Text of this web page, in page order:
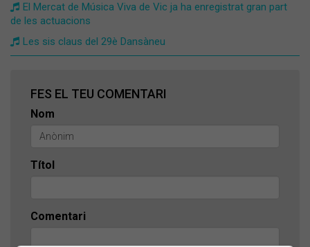
El Mercat de Música Viva de Vic ja ha enregistrat gran part
de les actuacions
Les sis claus del 29è Dansàneu
FES EL TEU COMENTARI
Nom
Títol
Comentari